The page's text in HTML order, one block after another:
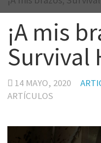
¡A mis
Survival
14 MAYO, 2020
ARTÍCULOS